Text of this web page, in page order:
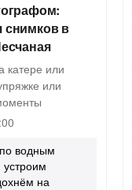
снимков в
катере или
или
водным
устроим
на